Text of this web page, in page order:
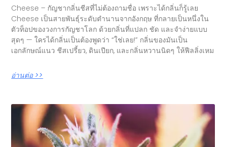
Cheese – กัญชากลิ่นชีสที่ไม่ต้องถามชื่อ เพราะได้กลิ่นก็รู้เลย
Cheese เป็นสายพันธุ์ระดับตำนานจากอังกฤษ ที่กลายเป็นหนึ่งใน
ตัวท็อปของวงการกัญชาโลก ด้วยกลิ่นที่แปลก ชัด และจำง่ายแบบ
สุดๆ — ใครได้กลิ่นเป็นต้องพูดว่า “ใช่เลย!” กลิ่นของมันเป็น
เอกลักษณ์แนว ชีสเปรี้ยว, ดินเปียก, และกลิ่นหวานนิดๆ ให้ฟีลลิ่งเหม
อ่านต่อ >>